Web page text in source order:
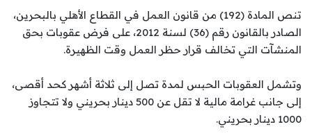
تنص المادة (192) من قانون العمل في القطاع الأهلي بالبحرين،
الصادر بالقانون رقم (36) لسنة 2012، على فرض عقوبات بحق
المنشآت التي تخالف قرار حظر العمل وقت الظهيرة.
وتشمل العقوبات الحبس لمدة تصل إلى ثلاثة أشهر كحد أقصى،
إلى جانب غرامة مالية لا تقل عن 500 دينار بحريني ولا تتجاوز
1000 دينار بحريني.